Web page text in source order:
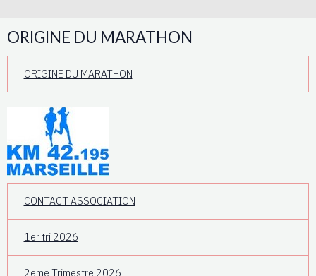
ORIGINE DU MARATHON
ORIGINE DU MARATHON
CONTACT ASSOCIATION
1er tri 2026
2eme Trimestre 2026